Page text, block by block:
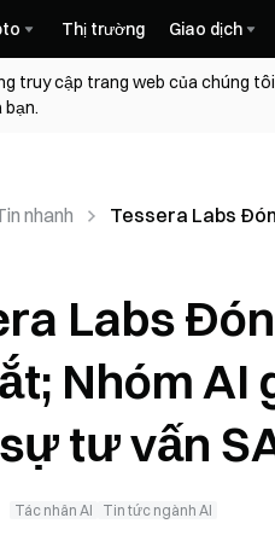
Thị trường Giao dịch
truy cập trang web của chúng
bạn.
nhanh Tessera Labs
Labs
Nhóm
tư vấn
Tác nhân AI Tin tức ngành AI